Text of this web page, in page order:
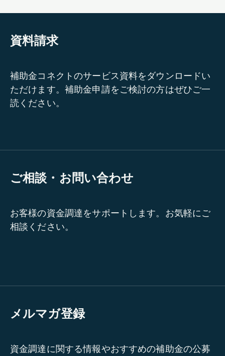
資料請求
補助金コネクトのサービス資料をダウンロードい
ただけます。補助金申請をご検討の方はぜひご一
読ください。
ご相談・お問い合わせ
お客様の資金調達をサポートします。お気軽にご
相談ください。
メルマガ登録
資金調達に関する情報やおすすめの補助金の公募